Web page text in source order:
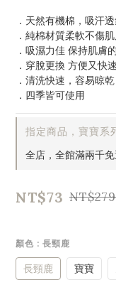
．天然有機棉，吸汗
．純棉材質柔軟不傷
．吸濕力佳 保持肌膚
．穿脫更換 方便又快速
．清洗快速，容易晾乾
．四季皆可使用
指定商品，寶寶系
全店，全館滿兩千
NT$73 NT$279
顏色 : 長頸鹿
長頸鹿 寶寶